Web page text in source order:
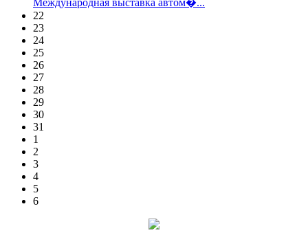
22
23
24
25
26
27
28
29
30
31
1
2
3
4
5
6